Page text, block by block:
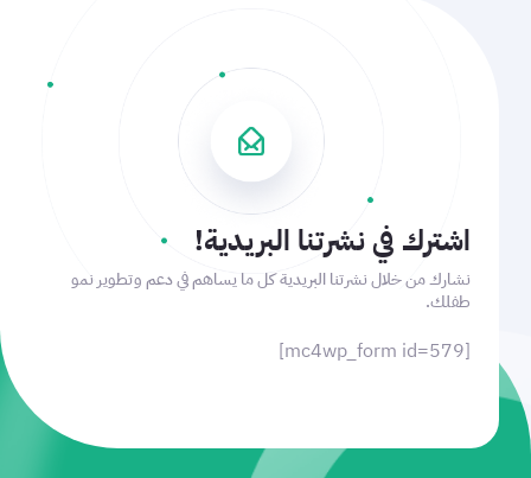
اشترك في نشرتنا البريدية!
نشارك من خلال نشرتنا البريدية كل ما يساهم في دعم وتطوير نمو
طفلك.
[mc4wp_form id=579]